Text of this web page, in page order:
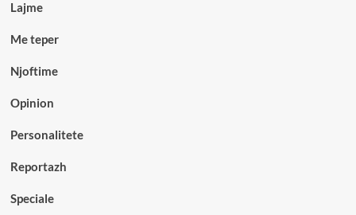
Lajme
Me teper
Njoftime
Opinion
Personalitete
Reportazh
Speciale